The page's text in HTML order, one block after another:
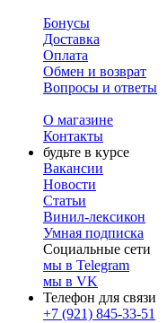
Бонусы
Доставка
Оплата
Обмен и возврат
Вопросы и ответы
О магазине
Контакты
будьте в курсе
Вакансии
Новости
Статьи
Винил-лексикон
Умная подписка
Социальные сети
мы в Telegram
мы в VK
Телефон для связи
+7 (921) 845-33-51